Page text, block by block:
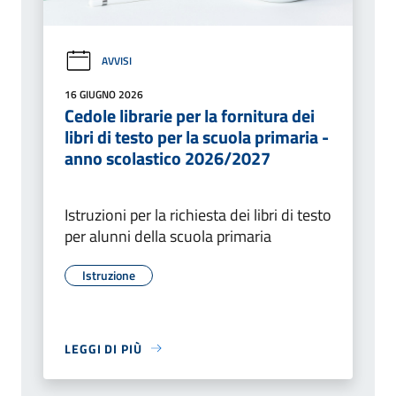
AVVISI
16 GIUGNO 2026
Cedole librarie per la fornitura dei
libri di testo per la scuola primaria -
anno scolastico 2026/2027
Istruzioni per la richiesta dei libri di testo
per alunni della scuola primaria
Istruzione
LEGGI DI PIÙ